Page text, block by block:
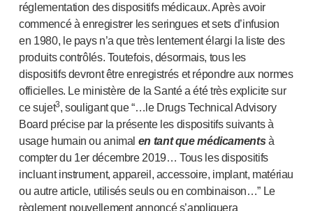
réglementation des dispositifs médicaux. Après avoir
commencé à enregistrer les seringues et sets d’infusion
en 1980, le pays n’a que très lentement élargi la liste des
produits contrôlés. Toutefois, désormais, tous les
dispositifs devront être enregistrés et répondre aux normes
officielles. Le ministère de la Santé a été très explicite sur
ce sujet3, souligant que “…le Drugs Technical Advisory
Board précise par la présente les dispositifs suivants à
usage humain ou animal en tant que médicaments à
compter du 1er décembre 2019… Tous les dispositifs
incluant instrument, appareil, accessoire, implant, matériau
ou autre article, utilisés seuls ou en combinaison…” Le
règlement nouvellement annoncé s’appliquera